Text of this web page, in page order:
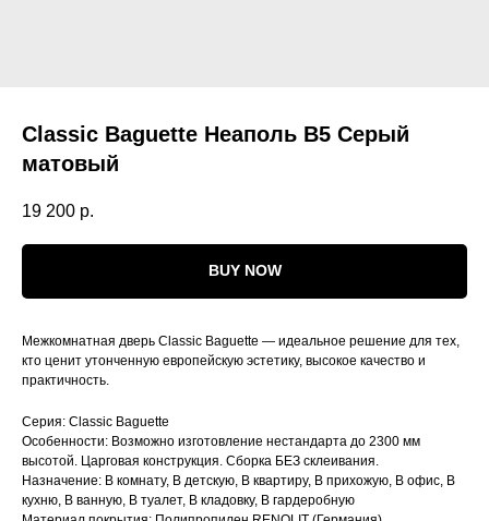
Classic Baguette Неаполь В5 Серый
матовый
19 200 р.
BUY NOW
Межкомнатная дверь Classic Baguette — идеальное решение для тех,
кто ценит утонченную европейскую эстетику, высокое качество и
практичность.
Серия: Classic Baguette
Особенности: Возможно изготовление нестандарта до 2300 мм
высотой. Царговая конструкция. Сборка БЕЗ склеивания.
Назначение: В комнату, В детскую, В квартиру, В прихожую, В офис, В
кухню, В ванную, В туалет, В кладовку, В гардеробную